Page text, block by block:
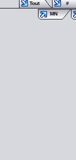
Tout
#
MN